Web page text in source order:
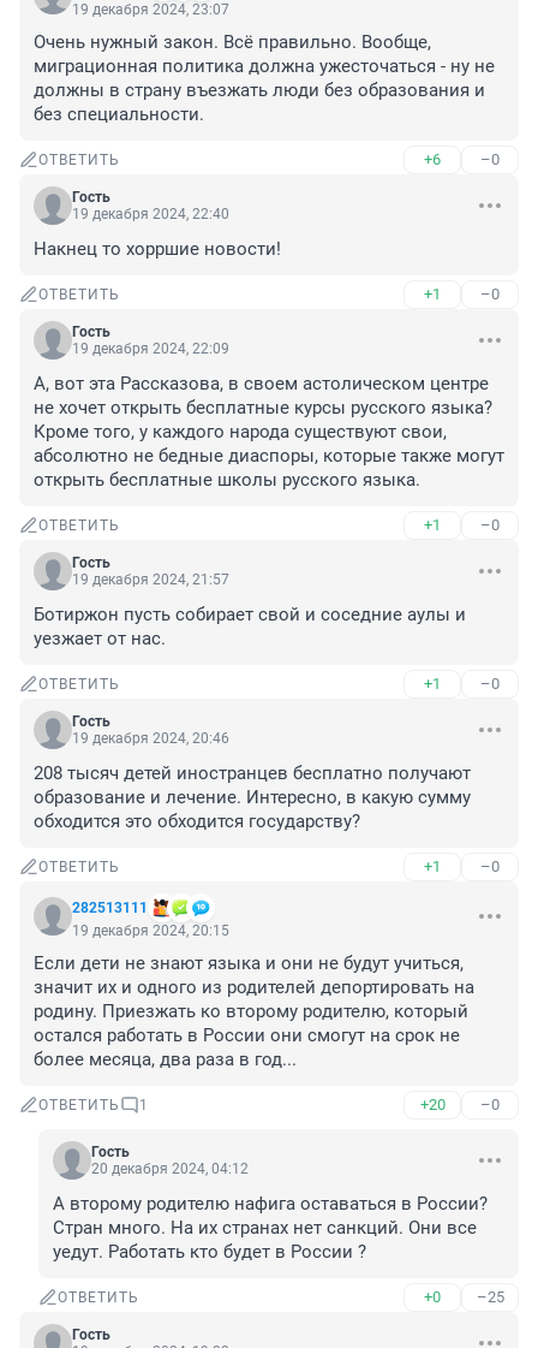
19 декабря 2024, 23:07
Очень нужный закон. Всё правильно. Вообще,
миграционная политика должна ужесточаться - ну не
должны в страну въезжать люди без образования и
без специальности.
ОТВЕТИТЬ +6 –0
Гость
19 декабря 2024, 22:40
Накнец то хорршие новости!
ОТВЕТИТЬ +1 –0
Гость
19 декабря 2024, 22:09
А, вот эта Рассказова, в своем астолическом центре
не хочет открыть бесплатные курсы русского языка?
Кроме того, у каждого народа существуют свои,
абсолютно не бедные диаспоры, которые также могут
открыть бесплатные школы русского языка.
ОТВЕТИТЬ +1 –0
Гость
19 декабря 2024, 21:57
Ботиржон пусть собирает свой и соседние аулы и
уезжает от нас.
ОТВЕТИТЬ +1 –0
Гость
19 декабря 2024, 20:46
208 тысяч детей иностранцев бесплатно получают
образование и лечение. Интересно, в какую сумму
обходится это обходится государству?
ОТВЕТИТЬ +1 –0
282513111
19 декабря 2024, 20:15
Если дети не знают языка и они не будут учиться,
значит их и одного из родителей депортировать на
родину. Приезжать ко второму родителю, который
остался работать в России они смогут на срок не
более месяца, два раза в год...
ОТВЕТИТЬ 1 +20 –0
Гость
20 декабря 2024, 04:12
А второму родителю нафига оставаться в России?
Стран много. На их странах нет санкций. Они все
уедут. Работать кто будет в России ?
ОТВЕТИТЬ +0 –25
Гость